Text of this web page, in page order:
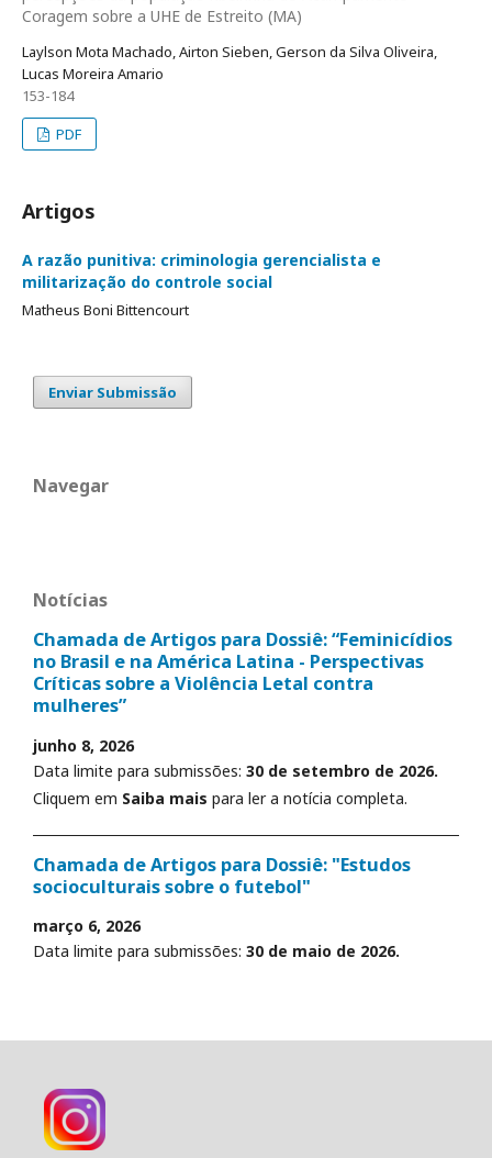
Coragem sobre a UHE de Estreito (MA)
Laylson Mota Machado, Airton Sieben, Gerson da Silva Oliveira,
Lucas Moreira Amario
153-184
PDF
Artigos
A razão punitiva: criminologia gerencialista e
militarização do controle social
Matheus Boni Bittencourt
Enviar Submissão
Navegar
Notícias
Chamada de Artigos para Dossiê: “Feminicídios
no Brasil e na América Latina - Perspectivas
Críticas sobre a Violência Letal contra
mulheres”
junho 8, 2026
Data limite para submissões: 30 de setembro de 2026.
Cliquem em Saiba mais para ler a notícia completa.
Chamada de Artigos para Dossiê: "Estudos
socioculturais sobre o futebol"
março 6, 2026
Data limite para submissões: 30 de maio de 2026.